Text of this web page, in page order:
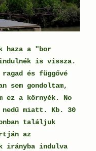
haza a "bor
is vissza.
és függővé
sem gondoltam,
ez a környék. No
nedű miatt. Kb. 30
találjuk
az
irányba indulva